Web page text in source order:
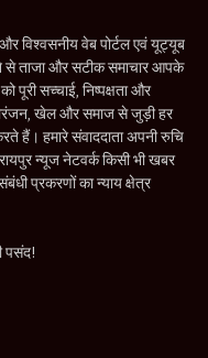
विश्वसनीय वेब पोर्टल एवं यूट्यूब
से ताजा और सटीक समाचार आपके
पूरी सच्चाई, निष्पक्षता और
खेल और समाज से जुड़ी हर
हैं। हमारे संवाददाता अपनी रुचि
न्यूज नेटवर्क किसी भी खबर
प्रकरणों का न्याय क्षेत्र
पसंद!